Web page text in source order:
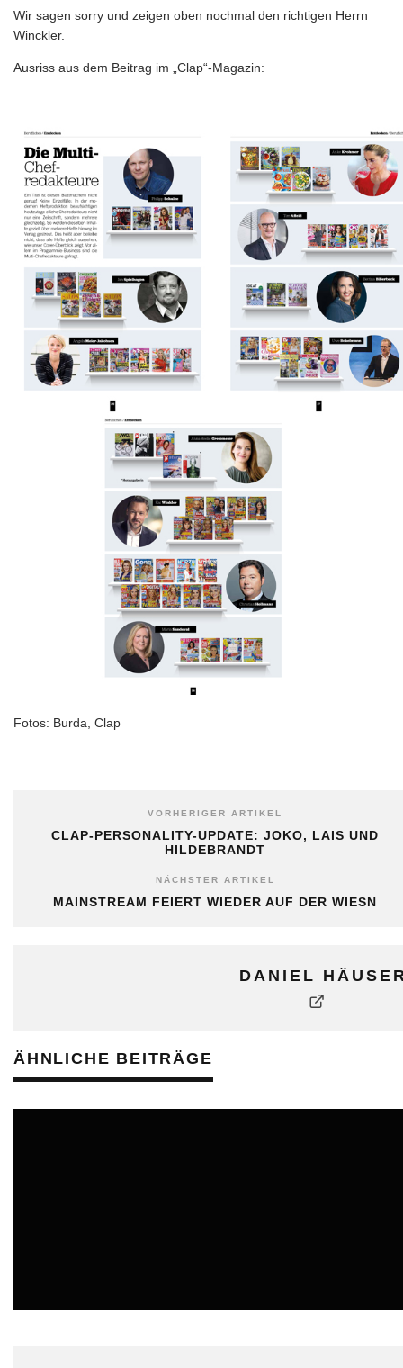
Wir sagen sorry und zeigen oben nochmal den richtigen Herrn
Winckler.
Ausriss aus dem Beitrag im „Clap“-Magazin:
Fotos: Burda, Clap
VORHERIGER ARTIKEL
CLAP-PERSONALITY-UPDATE: JOKO, LAIS UND
HILDEBRANDT
NÄCHSTER ARTIKEL
MAINSTREAM FEIERT WIEDER AUF DER WIESN
DANIEL
ÄHNLICHE BEITRÄGE